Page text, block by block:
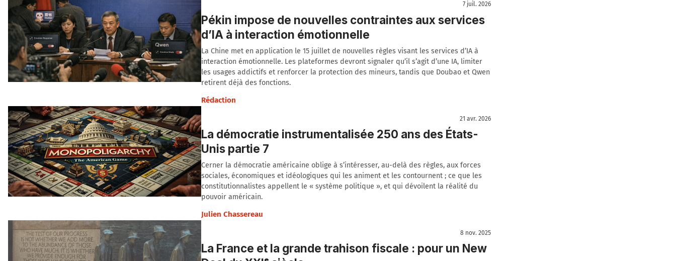
7 juil. 2026
Pékin impose de nouvelles contraintes aux services
d’IA à interaction émotionnelle
La Chine met en application le 15 juillet de nouvelles règles visant les services d’IA à
interaction émotionnelle. Les plateformes devront signaler qu’il s’agit d’une IA, limiter
les usages addictifs et renforcer la protection des mineurs, tandis que Doubao et Qwen
retirent déjà des fonctions.
Rédaction
21 avr. 2026
La démocratie instrumentalisée 250 ans des États-
Unis partie 7
Cerner la démocratie américaine oblige à s’intéresser, au-delà des règles, aux forces
sociales, économiques et idéologiques qui les animent et les contournent ; ce que les
constitutionnalistes appellent le « système politique », et qui dévoilent la réalité du
pouvoir américain.
Julien Chassereau
8 nov. 2025
La France et la grande trahison fiscale : pour un New